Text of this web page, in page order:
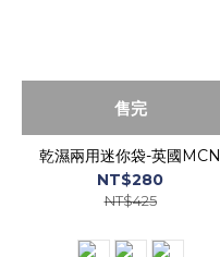
售完
乾濕兩用迷你袋-英國MCN
NT$280
NT$425